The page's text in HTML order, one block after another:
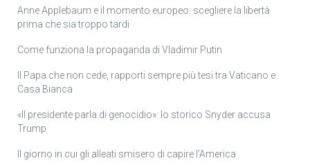
Anne Applebaum e il momento europeo: scegliere la libertà
prima che sia troppo tardi
Come funziona la propaganda di Vladimir Putin
Il Papa che non cede, rapporti sempre più tesi tra Vaticano e
Casa Bianca
«Il presidente parla di genocidio»: lo storico Snyder accusa
Trump
Il giorno in cui gli alleati smisero di capire l’America